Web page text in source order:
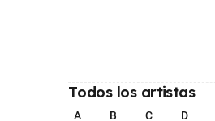
Todos los artistas
A B C D